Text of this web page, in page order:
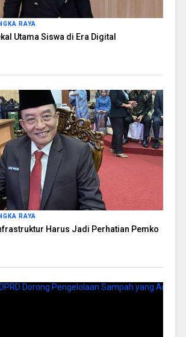
RAYA
Utama Siswa di Era Digital
RAYA
Harus Jadi Perhatian Pemko